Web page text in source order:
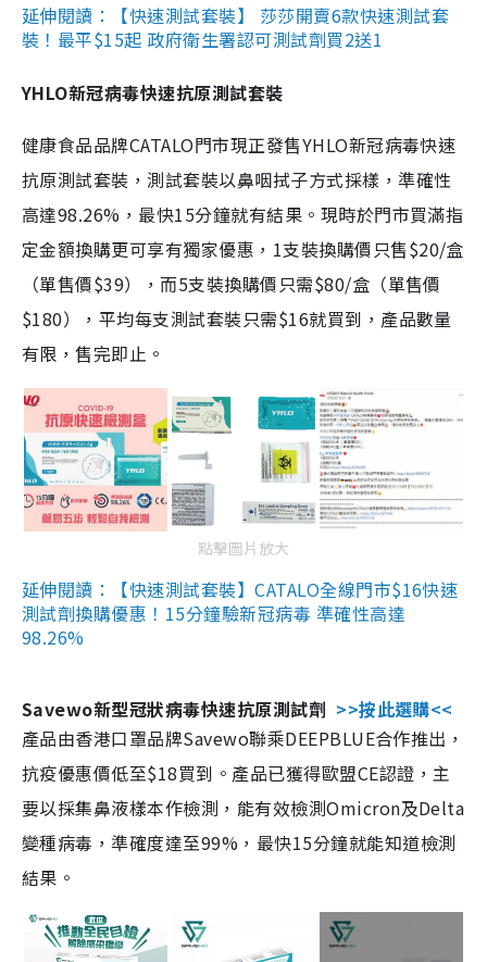
延伸閱讀：【快速測試套裝】 莎莎開賣6款快速測試套
裝！最平$15起 政府衛生署認可測試劑買2送1
YHLO新冠病毒快速抗原測試套裝
健康食品品牌CATALO門市現正發售YHLO新冠病毒快速
抗原測試套裝，測試套裝以鼻咽拭子方式採樣，準確性
高達98.26%，最快15分鐘就有結果。現時於門市買滿指
定金額換購更可享有獨家優惠，1支裝換購價只售$20/盒
（單售價$39），而5支裝換購價只需$80/盒（單售價
$180），平均每支測試套裝只需$16就買到，產品數量
有限，售完即止。
點擊圖片放大
延伸閱讀：【快速測試套裝】CATALO全線門市$16快速
測試劑換購優惠！15分鐘驗新冠病毒 準確性高達
98.26%
Savewo新型冠狀病毒快速抗原測試劑 >>按此選購<<
產品由香港口罩品牌Savewo聯乘DEEPBLUE合作推出，
抗疫優惠價低至$18買到。產品已獲得歐盟CE認證，主
要以採集鼻液樣本作檢測，能有效檢測Omicron及Delta
變種病毒，準確度達至99%，最快15分鐘就能知道檢測
結果。